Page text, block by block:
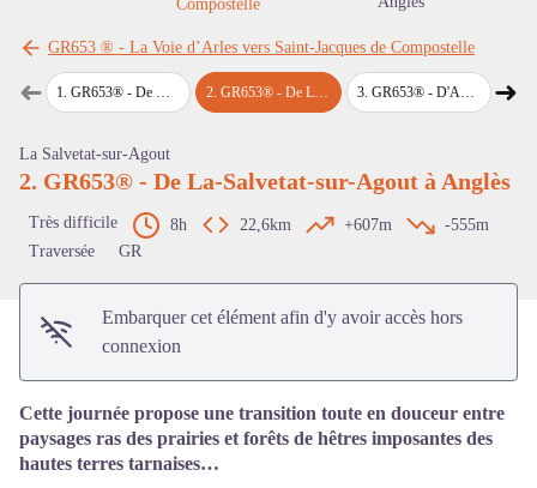
Voir l'image en plein écran
Compostelle
GR653 ® - La Voie d’Arles vers Saint-Jacques de Compostelle
➜Étape précédente
1. GR653® - De Murat-sur-Vèbre à La-Salvetat-sur-Agout 2.GR653® - De La-Salvetat-sur-Agout à Anglès 3. GR653® - D'Anglès à Boissezon 4.
➜
La Salvetat-sur-Agout
2. GR653® - De La-Salvetat-sur-Agout à Anglès
Très difficile 8h 22,6km +607m
-555m
Traversée
GR
Embarquer cet élément afin d'y avoir accès hors
connexion
Cette journée propose une transition toute en douceur entre
paysages ras des prairies et forêts de hêtres imposantes des
hautes terres tarnaises…